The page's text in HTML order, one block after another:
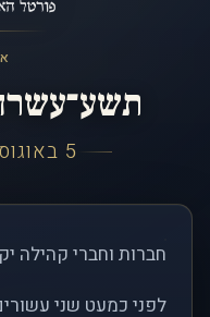
5 באוגוסט 2007 – 2026
חברות וחברי קהילה